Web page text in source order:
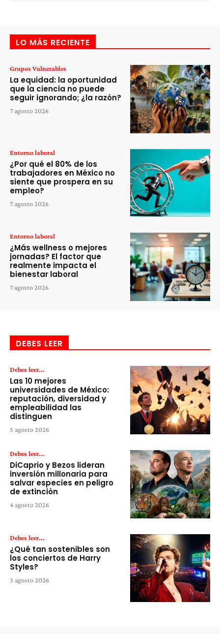
LO MÁS RECIENTE
Grupos Vulnerables
La equidad: la oportunidad
que la ciencia no puede
seguir ignorando; ¿la razón?
7 agosto 2026
Entorno laboral
¿Por qué el 80% de los
trabajadores en México no
siente que prospera en su
empleo?
7 agosto 2026
Entorno laboral
¿Más wellness o mejores
jornadas? El factor que
realmente impacta el
bienestar laboral
7 agosto 2026
DEBES LEER
Debes leer...
Las 10 mejores
universidades de México:
reputación, diversidad y
empleabilidad las
distinguen
5 agosto 2026
Debes leer...
DiCaprio y Bezos lideran
inversión millonaria para
salvar especies en peligro
de extinción
4 agosto 2026
Debes leer...
¿Qué tan sostenibles son
los conciertos de Harry
Styles?
3 agosto 2026